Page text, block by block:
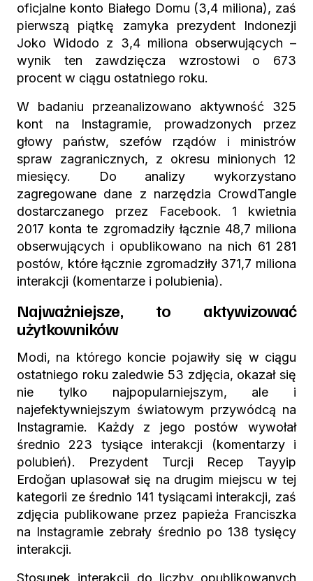
oficjalne konto Białego Domu (3,4 miliona), zaś
pierwszą piątkę zamyka prezydent Indonezji
Joko Widodo z 3,4 miliona obserwujących –
wynik ten zawdzięcza wzrostowi o 673
procent w ciągu ostatniego roku.
W badaniu przeanalizowano aktywność 325
kont na Instagramie, prowadzonych przez
głowy państw, szefów rządów i ministrów
spraw zagranicznych, z okresu minionych 12
miesięcy. Do analizy wykorzystano
zagregowane dane z narzędzia CrowdTangle
dostarczanego przez Facebook. 1 kwietnia
2017 konta te zgromadziły łącznie 48,7 miliona
obserwujących i opublikowano na nich 61 281
postów, które łącznie zgromadziły 371,7 miliona
interakcji (komentarze i polubienia).
Najważniejsze, to aktywizować
użytkowników
Modi, na którego koncie pojawiły się w ciągu
ostatniego roku zaledwie 53 zdjęcia, okazał się
nie tylko najpopularniejszym, ale i
najefektywniejszym światowym przywódcą na
Instagramie. Każdy z jego postów wywołał
średnio 223 tysiące interakcji (komentarzy i
polubień). Prezydent Turcji Recep Tayyip
Erdoğan uplasował się na drugim miejscu w tej
kategorii ze średnio 141 tysiącami interakcji, zaś
zdjęcia publikowane przez papieża Franciszka
na Instagramie zebrały średnio po 138 tysięcy
interakcji.
Stosunek interakcji do liczby opublikowanych